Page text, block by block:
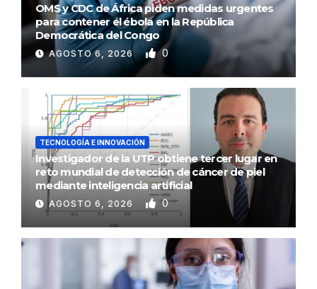
OMS y CDC de África piden medidas urgentes
para contener el ébola en la República
Democrática del Congo
AGOSTO 6, 2026 0
TECNOLOGÍA E INNOVACIÓN
Investigador de la UTP obtiene tercer lugar en
reto mundial de detección de cáncer de piel
mediante inteligencia artificial
AGOSTO 6, 2026 0